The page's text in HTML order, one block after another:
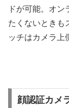
ドが可能。オ
たくないときも
ッチはカメラ上
顔認証カメ